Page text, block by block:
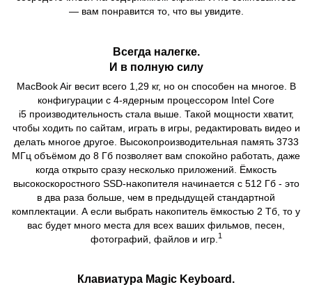
— вам понравится то, что вы увидите.
Всегда налегке.
И в полную силу
MacBook Air весит всего 1,29 кг, но он способен на многое. В
конфигурации с 4‑ядерным процессором Intel Core
i5 производительность стала выше. Такой мощности хватит,
чтобы ходить по сайтам, играть в игры, редактировать видео и
делать многое другое. Высокопроизводительная память 3733
МГц объёмом до 8 Гб позволяет вам спокойно работать, даже
когда открыто сразу несколько приложений. Ёмкость
высокоскоростного SSD‑накопителя начинается с 512 Гб - это
в два раза больше, чем в предыдущей стандартной
комплектации. А если выбрать накопитель ёмкостью 2 Тб, то у
вас будет много места для всех ваших фильмов, песен,
фотографий, файлов и игр. 1
Клавиатура Magic Keyboard.